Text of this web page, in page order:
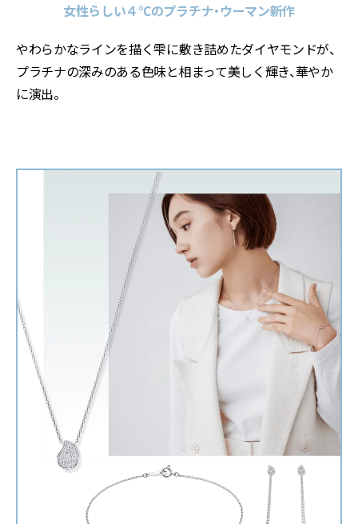
女性らしい４℃のプラチナ・ウーマン新作
やわらかなラインを描く雫に敷き詰めたダイヤモンドが、
プラチナの深みのある色味と相まって美しく輝き、華やか
に演出。